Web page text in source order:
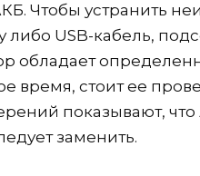
Чтобы устранить
либо USB-кабель,
обладает
время, стоит ее
показывают,
заменить.